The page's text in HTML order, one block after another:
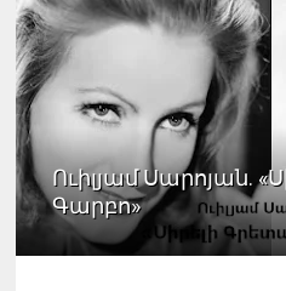
Ուիլյամ Սարոյան.
Գարբո»